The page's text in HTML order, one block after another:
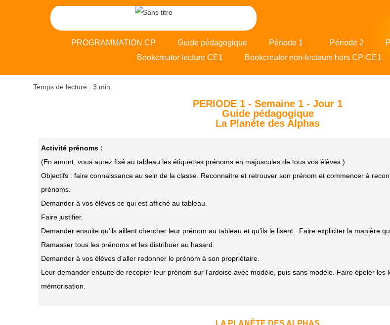
PROGRAMMATION CP Guide pédagogique Période 1 Période 2
Bookcreator lecture CE1
Bookcreator non-lecteurs hors CP-CE1
PERIODE 1 - Semaine 1 - Jour 1
Guide pédagogique
La Planète des Alphas
Activité prénoms :
(En amont, vous aurez fixé au tableau les étiquettes prénoms en majuscules de tous vos élèves.)
Objectifs : faire connaissance au sein de la classe. Reconnaitre et retrouver son prénom et commencer à
prénoms.
Demander à vos élèves ce qui est affiché au tableau.
Faire justifier.
Demander ensuite qu’ils aillent chercher leur prénom au tableau et qu’ils le lisent. Faire expliciter la manière
Ramasser tous les prénoms et les distribuer au hasard.
Demander à vos élèves d’aller redonner le prénom à son propriétaire.
Leur demander ensuite de recopier leur prénom sur l’ardoise avec modèle, puis sans modèle. Faire épeler les
mémorisation.
LA PLANÈTE DES ALPHAS